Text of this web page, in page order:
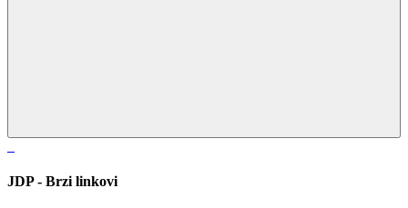
JDP - Brzi linkovi